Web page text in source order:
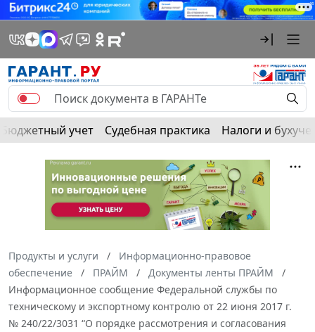
Бюджетный учет Судебная практика Налоги и
Продукты и услуги
Информационно-правовое
обеспечение
ПРАЙМ
Документы ленты ПРАЙМ
Информационное сообщение Федеральной службы по
техническому и экспортному контролю от 22 июня 2017 г.
№ 240/22/3031 “О порядке рассмотрения и согласования